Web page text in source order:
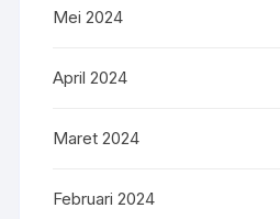
Mei 2024
April 2024
Maret 2024
Februari 2024